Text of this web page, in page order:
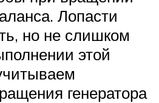
Лопасти
но не слишком
этой
генератора